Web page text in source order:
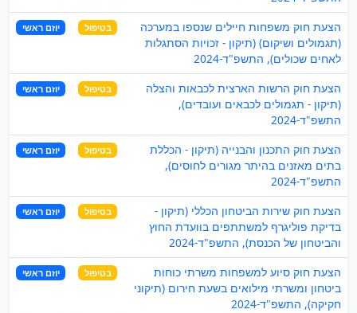
הצעת חוק משפחות חיילים שנספו במערכה
(תגמולים ושיקום) (תיקון - זכויות הסתגלות
לאחים שכולים), התשפ"ד-2024
בטיפול יוזם ראשי
הצעת חוק הרשות הארצית לכבאות והצלה
(תיקון - תגמולים לכבאים ועובדים),
התשפ"ד-2024
בטיפול יוזם ראשי
הצעת חוק התכנון והבנייה (תיקון - הכללת
בתים מאזנים בהיתר מגורים לחוסים),
התשפ"ד-2024
בטיפול יוזם ראשי
הצעת חוק שירות הביטחון הכללי (תיקון -
בדיקת פוליגרף למשתתפים בוועדת החוץ
והביטחון של הכנסת), התשפ"ד-2024
בטיפול יוזם ראשי
הצעת חוק סיוע למשפחות משרתי כוחות
ביטחון ומשרתי מילואים בשעת חירום (תיקוני
חקיקה), התשפ"ד-2024
בטיפול יוזם ראשי